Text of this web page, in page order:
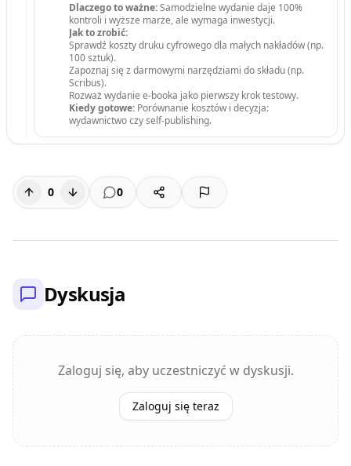
Dlaczego to ważne:Samodzielne wydanie daje 100%
kontroli i wyższe marże, ale wymaga inwestycji.
Jak to zrobić:
Sprawdź koszty druku cyfrowego dla małych nakładów (np.
100 sztuk).
Zapoznaj się z darmowymi narzędziami do składu (np.
Scribus).
Rozważ wydanie e-booka jako pierwszy krok testowy.
Kiedy gotowe: Porównanie kosztów i decyzja:
wydawnictwo czy self-publishing.
0 0
Dyskusja
Zaloguj się, aby uczestniczyć w dyskusji.
Zaloguj się teraz